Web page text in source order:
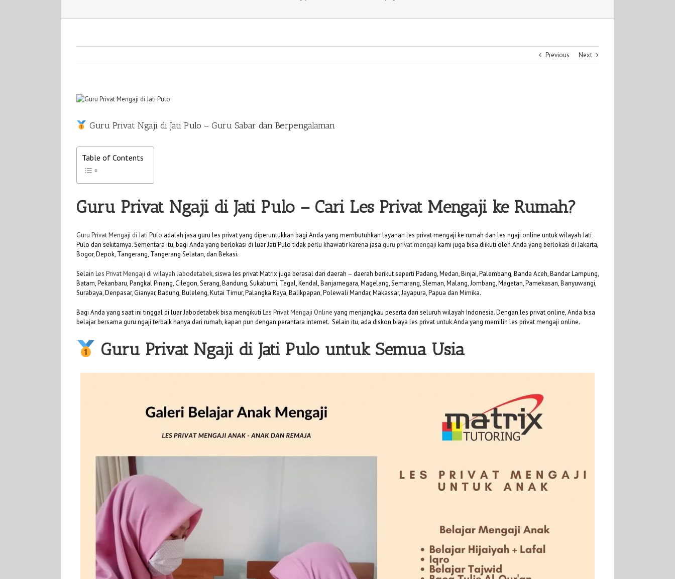
Previous Next
View
Guru Privat Ngaji di Jati Pulo – Guru Sabar dan Berpengalaman
Table of Contents
Guru Privat Ngaji di Jati Pulo – Cari Les Privat Mengaji ke Rumah?
Guru Privat Mengaji di Jati Pulo adalah jasa guru les privat yang diperuntukkan bagi Anda yang membutuhkan layanan les privat mengaji ke rumah dan les ngaji online untuk wilayah Jati
Pulo dan sekitarnya. Sementara itu, bagi Anda yang berlokasi di luar Jati Pulo tidak perlu khawatir karena jasa guru privat mengaji kami juga bisa diikuti oleh Anda yang berlokasi di Jakarta,
Bogor, Depok, Tangerang, Tangerang Selatan, dan Bekasi.
Selain Les Privat Mengaji di wilayah Jabodetabek, siswa les privat Matrix juga berasal dari daerah – daerah berikut seperti Padang, Medan, Binjai, Palembang, Banda Aceh, Bandar Lampung,
Batam, Pekanbaru, Pangkal Pinang, Cilegon, Serang, Bandung, Sukabumi, Tegal, Kendal, Banjarnegara, Magelang, Semarang, Sleman, Malang, Jombang, Magetan, Pamekasan, Banyuwangi,
Surabaya, Denpasar, Gianyar, Badung, Buleleng, Kutai Timur, Palangka Raya, Balikpapan, Polewali Mandar, Makassar, Jayapura, Papua dan Mimika.
Bagi Anda yang saat ini tinggal di luar Jabodetabek bisa mengikuti Les Privat Mengaji Online yang menjangkau peserta dari seluruh wilayah Indonesia. Dengan les privat online, Anda bisa
belajar bersama guru ngaji terbaik hanya dari rumah, kapan pun dengan perantara internet. Selain itu, ada diskon biaya les privat untuk Anda yang memilih les privat mengaji online.
Guru Privat Ngaji di Jati Pulo untuk Semua Usia